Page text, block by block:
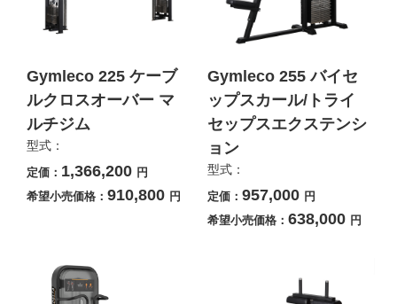
Gymleco 225 ケーブ
ルクロスオーバー マ
ルチジム
型式：
定価： 1,366,200 円
希望小売価格： 910,800 円
Gymleco 255 バイセ
ップスカール/トライ
セップスエクステンシ
ョン
型式：
定価： 957,000 円
希望小売価格： 638,000 円